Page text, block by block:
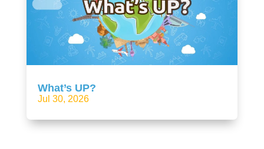
What’s UP?
Jul 30, 2026